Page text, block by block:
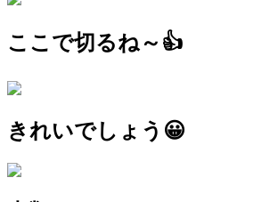
ここで切るね～👍
きれいでしょう😀